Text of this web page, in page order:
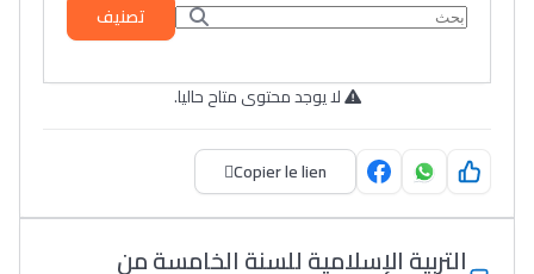
تصنيف
لا يوجد محتوى متاح حاليا.
Copier le lien
التربية الإسلامية للسنة الخامسة من